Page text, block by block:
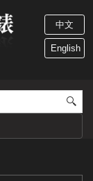
中文
English